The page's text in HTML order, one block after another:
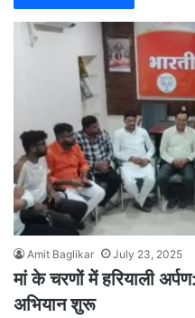
Amit Baglikar July 23, 2025
मां के चरणों में हरियाली
अभियान शुरू